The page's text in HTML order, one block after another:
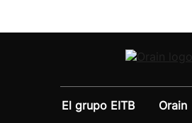
El grupo EITB
Orain